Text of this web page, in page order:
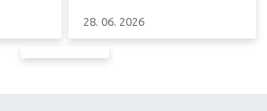
28. 06. 2026